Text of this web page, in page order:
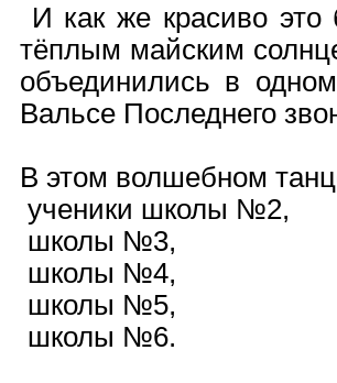
И как же красиво
тёплым майским
объединились в
Вальсе Последнего
В этом волшебном
ученики школы №2,
школы №3,
школы №4,
школы №5,
школы №6.